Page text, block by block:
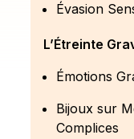
Évasion
L’Étreinte
Émotions
Bijoux sur
Complices